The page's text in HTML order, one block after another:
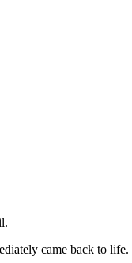
came back to life.